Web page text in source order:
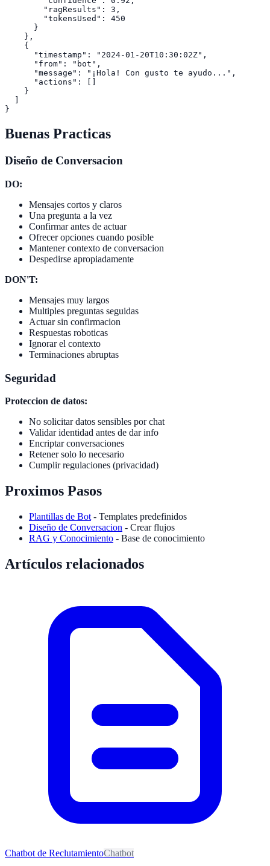
        "ragResults": 3,
        "tokensUsed": 450
      }
    },
    {
      "timestamp": "2024-01-20T10:30:02Z",
      "from": "bot",
      "message": "¡Hola! Con gusto te ayudo...",
      "actions": []
    }
Buenas Practicas
Diseño de Conversacion
DO:
Mensajes cortos y claros
Una pregunta a la vez
Confirmar antes de actuar
Ofrecer opciones cuando posible
Mantener contexto de conversacion
Despedirse apropiadamente
DON'T:
Mensajes muy largos
Multiples preguntas seguidas
Actuar sin confirmacion
Respuestas roboticas
Ignorar el contexto
Terminaciones abruptas
Seguridad
Proteccion de datos:
No solicitar datos sensibles por chat
Validar identidad antes de dar info
Encriptar conversaciones
Retener solo lo necesario
Cumplir regulaciones (privacidad)
Proximos Pasos
Plantillas de Bot - Templates predefinidos
Diseño de Conversacion - Crear flujos
RAG y Conocimiento - Base de conocimiento
Artículos relacionados
Chatbot de ReclutamientoChatbot